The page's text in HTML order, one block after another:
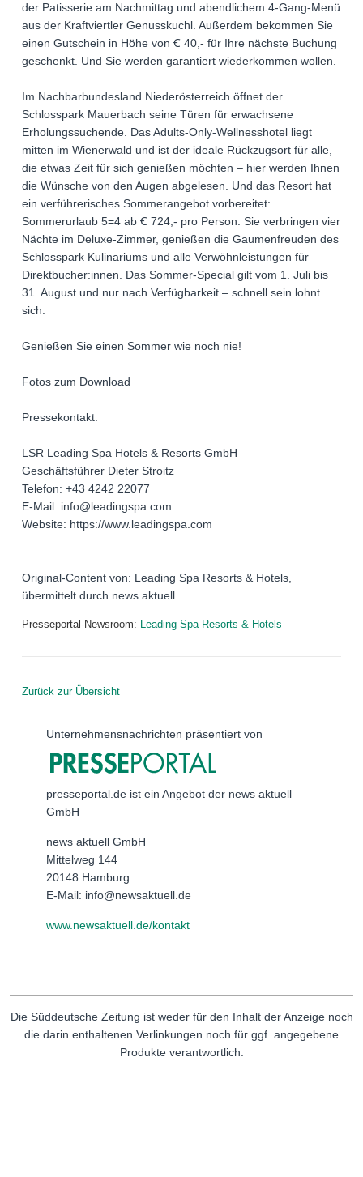
der Patisserie am Nachmittag und abendlichem 4-Gang-Menü
aus der Kraftviertler Genusskuchl. Außerdem bekommen Sie
einen Gutschein in Höhe von Ꞓ 40,- für Ihre nächste Buchung
geschenkt. Und Sie werden garantiert wiederkommen wollen.
Im Nachbarbundesland Niederösterreich öffnet der
Schlosspark Mauerbach seine Türen für erwachsene
Erholungssuchende. Das Adults-Only-Wellnesshotel liegt
mitten im Wienerwald und ist der ideale Rückzugsort für alle,
die etwas Zeit für sich genießen möchten – hier werden Ihnen
die Wünsche von den Augen abgelesen. Und das Resort hat
ein verführerisches Sommerangebot vorbereitet:
Sommerurlaub 5=4 ab Ꞓ 724,- pro Person. Sie verbringen vier
Nächte im Deluxe-Zimmer, genießen die Gaumenfreuden des
Schlosspark Kulinariums und alle Verwöhnleistungen für
Direktbucher:innen. Das Sommer-Special gilt vom 1. Juli bis
31. August und nur nach Verfügbarkeit – schnell sein lohnt
sich.
Genießen Sie einen Sommer wie noch nie!
Fotos zum Download
Pressekontakt:
LSR Leading Spa Hotels & Resorts GmbH
Geschäftsführer Dieter Stroitz
Telefon: +43 4242 22077
E-Mail: info@leadingspa.com
Website: https://www.leadingspa.com
Original-Content von: Leading Spa Resorts & Hotels,
übermittelt durch news aktuell
Presseportal-Newsroom: Leading Spa Resorts & Hotels
Zurück zur Übersicht
Unternehmensnachrichten präsentiert von
presseportal.de ist ein Angebot der news aktuell
GmbH
news aktuell GmbH
Mittelweg 144
20148 Hamburg
E-Mail: info@newsaktuell.de
www.newsaktuell.de/kontakt
Die Süddeutsche Zeitung ist weder für den Inhalt der Anzeige noch
die darin enthaltenen Verlinkungen noch für ggf. angegebene
Produkte verantwortlich.